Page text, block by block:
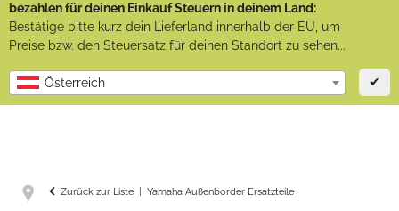
bezahlen für deinen Einkauf Steuern in deinem Land:
Bestätige bitte kurz dein Lieferland innerhalb der EU, um
Preise bzw. den Steuersatz für deinen Standort zu sehen...
Österreich ✔
Zurück zur Liste Yamaha Außenborder Ersatzteile